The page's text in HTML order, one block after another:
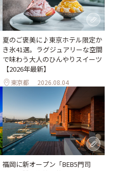
夏のご褒美に♪東京ホテル限定か
き氷41選。ラグジュアリーな空間
で味わう大人のひんやりスイーツ
【2026年最新】
東京都 2026.08.04
福岡に新オープン「BEB5門司